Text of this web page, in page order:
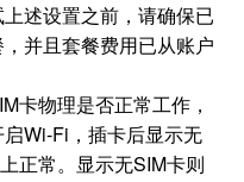
述设置之前，请确保已
并且套餐费用已从账户
卡物理是否正常工作，
Wi-Fi，插卡后显示无
正常。显示无SIM卡则